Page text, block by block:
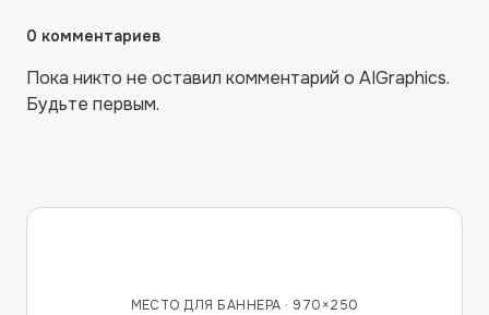
0 комментариев
Пока никто не оставил комментарий о AIGraphics.
Будьте первым.
МЕСТО ДЛЯ БАННЕРА · 970×250